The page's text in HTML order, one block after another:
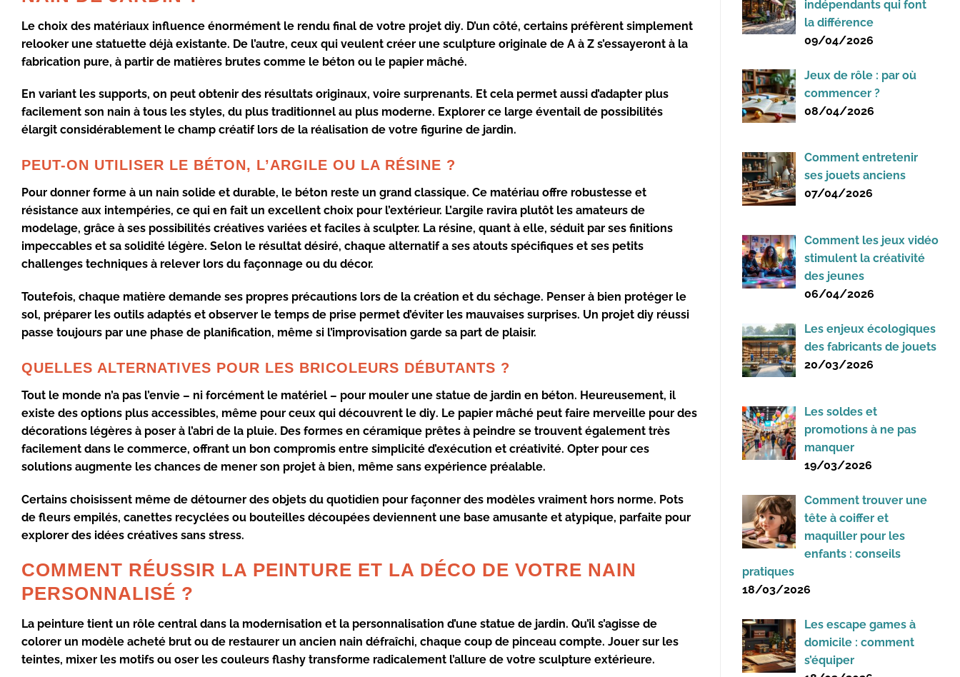
Le choix des matériaux influence énormément le rendu final de votre projet diy. D’un côté, certains préfèrent simplement
relooker une statuette déjà existante. De l’autre, ceux qui veulent créer une sculpture originale de A à Z s’essayeront à la
fabrication pure, à partir de matières brutes comme le béton ou le papier mâché.
En variant les supports, on peut obtenir des résultats originaux, voire surprenants. Et cela permet aussi d’adapter plus
facilement son nain à tous les styles, du plus traditionnel au plus moderne. Explorer ce large éventail de possibilités
élargit considérablement le champ créatif lors de la réalisation de votre figurine de jardin.
PEUT-ON UTILISER LE BÉTON, L’ARGILE OU LA RÉSINE ?
Pour donner forme à un nain solide et durable, le béton reste un grand classique. Ce matériau offre robustesse et
résistance aux intempéries, ce qui en fait un excellent choix pour l’extérieur. L’argile ravira plutôt les amateurs de
modelage, grâce à ses possibilités créatives variées et faciles à sculpter. La résine, quant à elle, séduit par ses finitions
impeccables et sa solidité légère. Selon le résultat désiré, chaque alternatif a ses atouts spécifiques et ses petits
challenges techniques à relever lors du façonnage ou du décor.
Toutefois, chaque matière demande ses propres précautions lors de la création et du séchage. Penser à bien protéger le
sol, préparer les outils adaptés et observer le temps de prise permet d’éviter les mauvaises surprises. Un projet diy réussi
passe toujours par une phase de planification, même si l’improvisation garde sa part de plaisir.
QUELLES ALTERNATIVES POUR LES BRICOLEURS DÉBUTANTS ?
Tout le monde n’a pas l’envie – ni forcément le matériel – pour mouler une statue de jardin en béton. Heureusement, il
existe des options plus accessibles, même pour ceux qui découvrent le diy. Le papier mâché peut faire merveille pour des
décorations légères à poser à l’abri de la pluie. Des formes en céramique prêtes à peindre se trouvent également très
facilement dans le commerce, offrant un bon compromis entre simplicité d’exécution et créativité. Opter pour ces
solutions augmente les chances de mener son projet à bien, même sans expérience préalable.
Certains choisissent même de détourner des objets du quotidien pour façonner des modèles vraiment hors norme. Pots
de fleurs empilés, canettes recyclées ou bouteilles découpées deviennent une base amusante et atypique, parfaite pour
explorer des idées créatives sans stress.
COMMENT RÉUSSIR LA PEINTURE ET LA DÉCO DE VOTRE NAIN
PERSONNALISÉ ?
La peinture tient un rôle central dans la modernisation et la personnalisation d’une statue de jardin. Qu’il s’agisse de
colorer un modèle acheté brut ou de restaurer un ancien nain défraîchi, chaque coup de pinceau compte. Jouer sur les
teintes, mixer les motifs ou oser les couleurs flashy transforme radicalement l’allure de votre sculpture extérieure.
indépendants qui font
la différence
09/04/2026
Jeux de rôle : par où
commencer ?
08/04/2026
Comment entretenir
ses jouets anciens
07/04/2026
Comment les jeux vidéo
stimulent la créativité
des jeunes
06/04/2026
Les enjeux écologiques
des fabricants de jouets
20/03/2026
Les soldes et
promotions à ne pas
manquer
19/03/2026
Comment trouver une
tête à coiffer et
maquiller pour les
enfants : conseils
pratiques
18/03/2026
Les escape games à
domicile : comment
s’équiper